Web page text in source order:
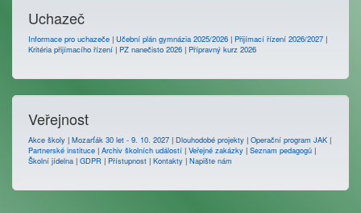
Uchazeč
Informace pro uchazeče | Učební plán gymnázia 2025/2026 | Přijímací řízení 2026/2027 |
Kritéria přijímacího řízení | PZ nanečisto 2026 | Přípravný kurz 2026
Veřejnost
Akce školy | Mozarťák 30 let - 9. 10. 2027 | Dlouhodobé projekty | Operační program JAK |
Partnerské instituce | Archiv školních událostí | Veřejné zakázky | Seznam pedagogů |
Školní jídelna | GDPR | Přístupnost | Kontakty | Napište nám